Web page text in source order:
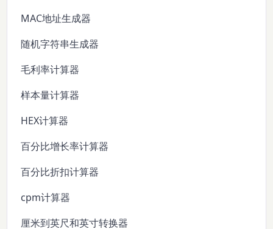
MAC地址生成器
随机字符串生成器
毛利率计算器
样本量计算器
HEX计算器
百分比增长率计算器
百分比折扣计算器
cpm计算器
厘米到英尺和英寸转换器